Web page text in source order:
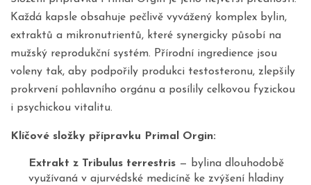
Každá kapsle obsahuje pečlivě vyvážený komplex bylin,
extraktů a mikronutrientů, které synergicky působí na
mužský reprodukční systém. Přírodní ingredience jsou
voleny tak, aby podpořily produkci testosteronu, zlepšily
prokrvení pohlavního orgánu a posílily celkovou fyzickou
i psychickou vitalitu.
Klíčové složky přípravku Primal Orgin:
Extrakt z Tribulus terrestris— bylina dlouhodobě
využívaná v ajurvédské medicíně ke zvýšení hladiny